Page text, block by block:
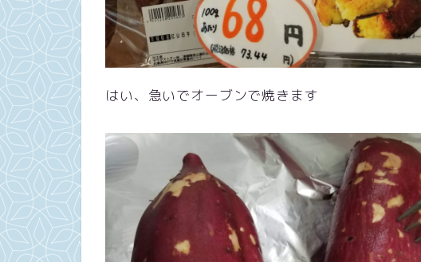
はい、急いでオーブンで焼きます